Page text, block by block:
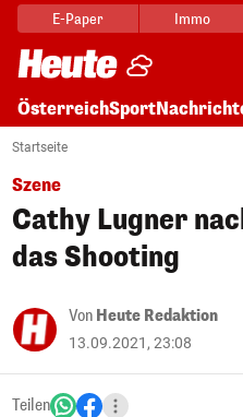
E-Paper Immo
ÖsterreichSport
Startseite
Szene
Cathy Lugner
das Shooting
Von Heute Redaktion
13.09.2021, 23:08
Teilen